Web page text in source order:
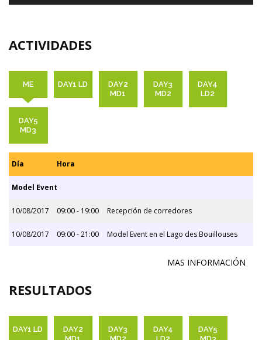
ACTIVIDADES
ME DAY1 LD
DAY2
MD1
DAY3
MD2
DAY4
LD2
DAY5
MD3
Día Hora
Model Event
10/08/2017 09:00 - 19:00 Recepción de corredores
10/08/2017 09:00 - 21:00 Model Event en el Lago des Bouillouses
MAS INFORMACIÓN
RESULTADOS
DAY1 LD
DAY2
DAY3
DAY4
DAY5